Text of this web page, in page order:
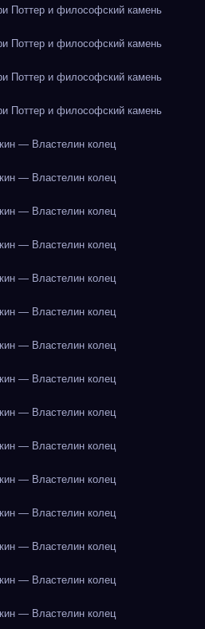
Поттер и философский камень
Поттер и философский камень
Поттер и философский камень
Поттер и философский камень
— Властелин колец
— Властелин колец
— Властелин колец
— Властелин колец
— Властелин колец
— Властелин колец
— Властелин колец
— Властелин колец
— Властелин колец
— Властелин колец
— Властелин колец
— Властелин колец
— Властелин колец
— Властелин колец
— Властелин колец